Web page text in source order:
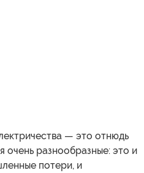
— это отнюдь
очень разнообразные: это и
потери, и